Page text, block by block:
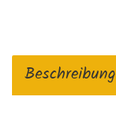
Beschreibung